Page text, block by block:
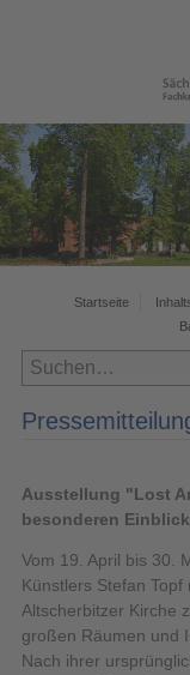
Startseite
Ausstellung "Lost
besonderen
Vom 19. April bis 30.
Künstlers Stefan
Altscherbitzer Kirche
großen Räumen und
Nach ihrer